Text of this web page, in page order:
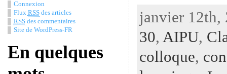
Connexion
Flux RSSdes articles
RSSdes commentaires
Site de WordPress-FR
En quelques
janvier 12th,
30, AIPU,
colloque,